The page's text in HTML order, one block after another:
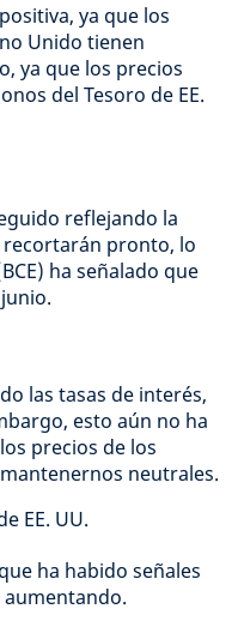
ya que los
Unido tienen
ya que los precios
del Tesoro de EE.
reflejando la
recortarán pronto, lo
ha señalado que
las tasas de interés,
esto aún no ha
precios de los
neutrales.
EE. UU.
ha habido señales